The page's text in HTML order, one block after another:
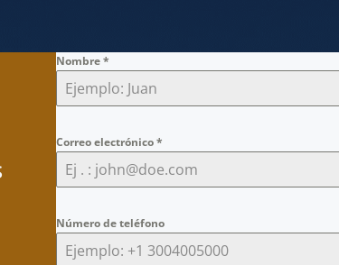
Nombre*
Correo electrónico*
Número de teléfono